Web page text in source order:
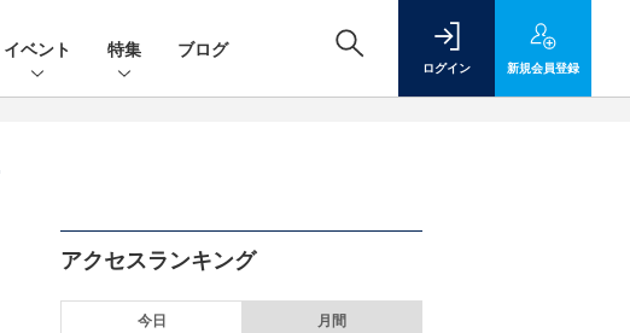
イベント 特集 ブログ
ログイン 新規会員登録
アクセスランキング
今日 月間